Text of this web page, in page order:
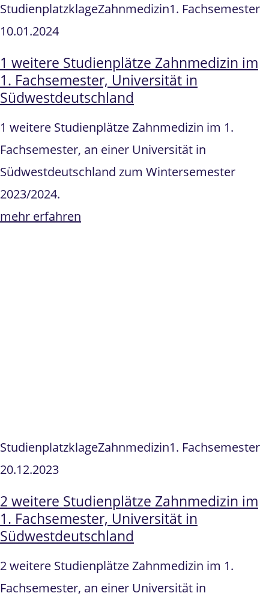
StudienplatzklageZahnmedizin1. Fachsemester
10.01.2024
1 weitere Studienplätze Zahnmedizin im
1. Fachsemester, Universität in
Südwestdeutschland
1 weitere Studienplätze Zahnmedizin im 1.
Fachsemester, an einer Universität in
Südwestdeutschland zum Wintersemester
2023/2024.
mehr erfahren
StudienplatzklageZahnmedizin1. Fachsemester
20.12.2023
2 weitere Studienplätze Zahnmedizin im
1. Fachsemester, Universität in
Südwestdeutschland
2 weitere Studienplätze Zahnmedizin im 1.
Fachsemester, an einer Universität in